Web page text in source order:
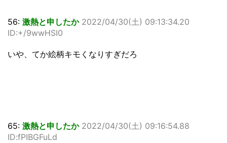
56: 激熱と申したか 2022/04/30(土) 09:13:34.20
ID:+/9wwHSI0
いや、てか絵柄キモくなりすぎだろ
65: 激熱と申したか 2022/04/30(土) 09:16:54.88
ID:fPIBGFuLd